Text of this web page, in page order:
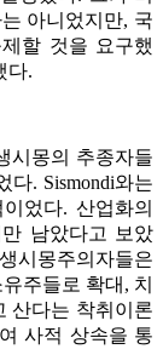
아니었지만, 국
할 것을 요구했
다.
시몽의 추종자들
. Sismondi와는
었다. 산업화의
남았다고 보았
시몽주의자들은
주들로 확대, 치
산다는 착취이론
사적 상속을 통